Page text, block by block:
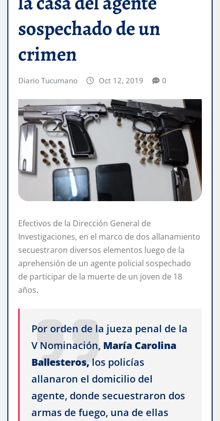
sospechado de un
crimen
Diario Tucumano Oct 12, 2019 0
Efectivos de la Dirección General de
Investigaciones, en el marco de dos allanamiento
secuestraron diversos elementos luego de la
aprehensión de un agente policial sospechado
de participar de la muerte de un joven de 18
años.
Por orden de la jueza penal de la
V Nominación, María Carolina
Ballesteros, los policías
allanaron el domicilio del
agente, donde secuestraron dos
armas de fuego, una de ellas